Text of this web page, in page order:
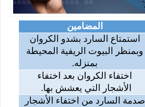
المضامين
استمتاع السارد بشدو الكروان
وبمنظر البيوت الريفية المحيطة
بمنزله.
اختفاء الكروان بعد اختفاء
الأشجار التي يعشش بها.
صدمة السارد من اختفاء الأشجار